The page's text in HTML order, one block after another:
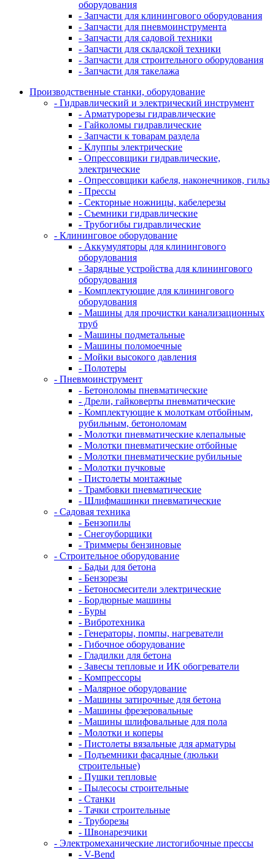
оборудования
- Запчасти для клинингового оборудования
- Запчасти для пневмоинструмента
- Запчасти для садовой техники
- Запчасти для складской техники
- Запчасти для строительного оборудования
- Запчасти для такелажа
Производственные станки, оборудование
- Гидравлический и электрический инструмент
- Арматурорезы гидравлические
- Гайколомы гидравлические
- Запчасти к товарам раздела
- Клуппы электрические
- Опрессовщики гидравлические,
электрические
- Опрессовщики кабеля, наконечников, гильз
- Прессы
- Секторные ножницы, кабелерезы
- Съемники гидравлические
- Трубогибы гидравлические
- Клининговое оборудование
- Аккумуляторы для клинингового
оборудования
- Зарядные устройства для клинингового
оборудования
- Комплектующие для клинингового
оборудования
- Машины для прочистки канализационных
труб
- Машины подметальные
- Машины поломоечные
- Мойки высокого давления
- Полотеры
- Пневмоинструмент
- Бетоноломы пневматические
- Дрели, гайковерты пневматические
- Комплектующие к молоткам отбойным,
рубильным, бетоноломам
- Молотки пневматические клепальные
- Молотки пневматические отбойные
- Молотки пневматические рубильные
- Молотки пучковые
- Пистолеты монтажные
- Трамбовки пневматические
- Шлифмашинки пневматические
- Садовая техника
- Бензопилы
- Снегоуборщики
- Триммеры бензиновые
- Строительное оборудование
- Бадьи для бетона
- Бензорезы
- Бетоносмесители электрические
- Бордюрные машины
- Буры
- Вибротехника
- Генераторы, помпы, нагреватели
- Гибочное оборудование
- Гладилки для бетона
- Завесы тепловые и ИК обогреватели
- Компрессоры
- Малярное оборудование
- Машины затирочные для бетона
- Машины фрезеровальные
- Машины шлифовальные для пола
- Молотки и коперы
- Пистолеты вязальные для арматуры
- Подъемники фасадные (люльки
строительные)
- Пушки тепловые
- Пылесосы строительные
- Станки
- Тачки строительные
- Труборезы
- Швонарезчики
- Электромеханические листогибочные прессы
- V-Bend